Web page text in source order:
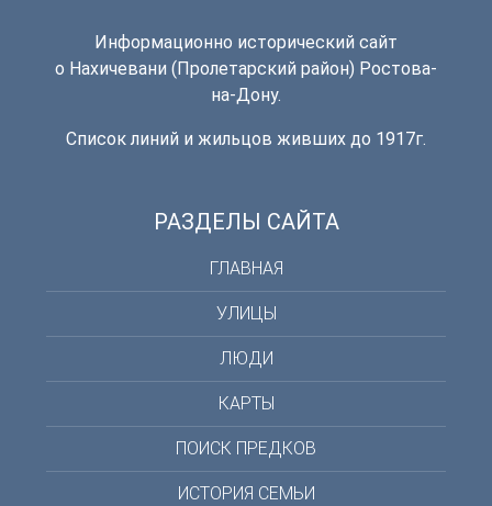
Информационно исторический сайт
о Нахичевани (Пролетарский район) Ростова-
на-Дону.
Список линий и жильцов живших до 1917г.
РАЗДЕЛЫ САЙТА
ГЛАВНАЯ
УЛИЦЫ
ЛЮДИ
КАРТЫ
ПОИСК ПРЕДКОВ
ИСТОРИЯ СЕМЬИ